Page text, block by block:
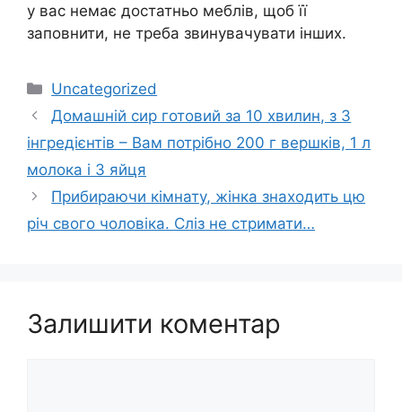
у вас немає достатньо меблів, щоб її
заповнити, не треба звинувачувати інших.
Категорії
Uncategorized
Домашній сир готовий за 10 хвилин, з 3
інгредієнтів – Вам потрібно 200 г вершків, 1 л
молока і 3 яйця
Прибираючи кімнату, жінка знаходить цю
річ свого чоловіка. Сліз не стримати…
Залишити коментар